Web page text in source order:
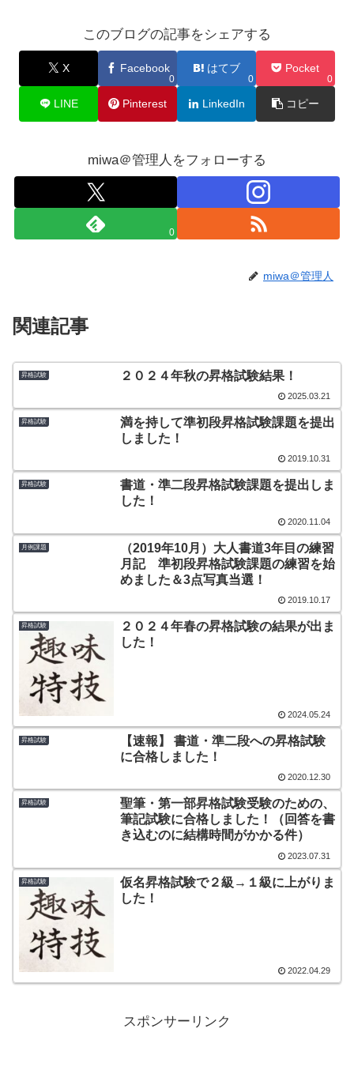
このブログの記事をシェアする
X Facebook
0
はてブ
0
Pocket
0
LINE Pinterest LinkedIn コピー
miwa＠管理人をフォローする
0
miwa＠管理人
関連記事
昇格試験 ２０２４年秋の昇格試験結果！
2025.03.21
昇格試験
満を持して準初段昇格試験課題を提出
しました！
2019.10.31
昇格試験
書道・準二段昇格試験課題を提出しま
した！
2020.11.04
月例課題
（2019年10月）大人書道3年目の練習
月記 準初段昇格試験課題の練習を始
めました＆3点写真当選！
2019.10.17
昇格試験
２０２４年春の昇格試験の結果が出ま
した！
2024.05.24
昇格試験
【速報】 書道・準二段への昇格試験
に合格しました！
2020.12.30
昇格試験
聖筆・第一部昇格試験受験のための、
筆記試験に合格しました！（回答を書
き込むのに結構時間がかかる件）
2023.07.31
昇格試験
仮名昇格試験で２級→１級に上がりま
した！
2022.04.29
スポンサーリンク